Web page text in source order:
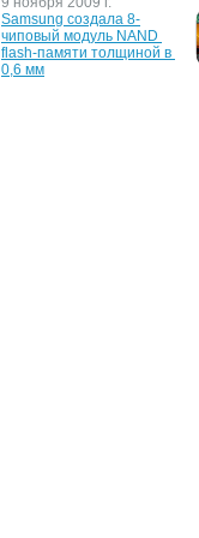
Samsung создала 8-
чиповый модуль NAND
flash-памяти толщиной в
0,6 мм